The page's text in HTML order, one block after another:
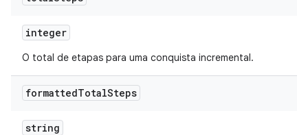
integer
O total de etapas para uma conquista incremental.
formattedTotalSteps
string